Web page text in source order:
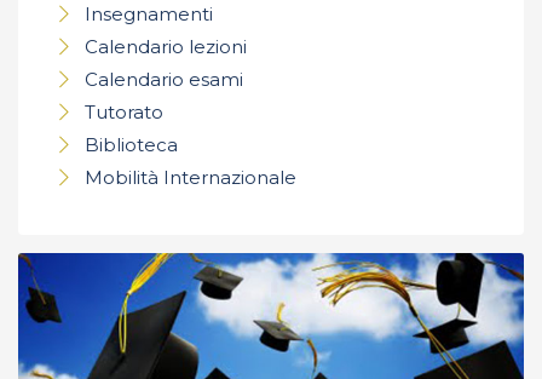
Insegnamenti
Calendario lezioni
Calendario esami
Tutorato
Biblioteca
Mobilità Internazionale